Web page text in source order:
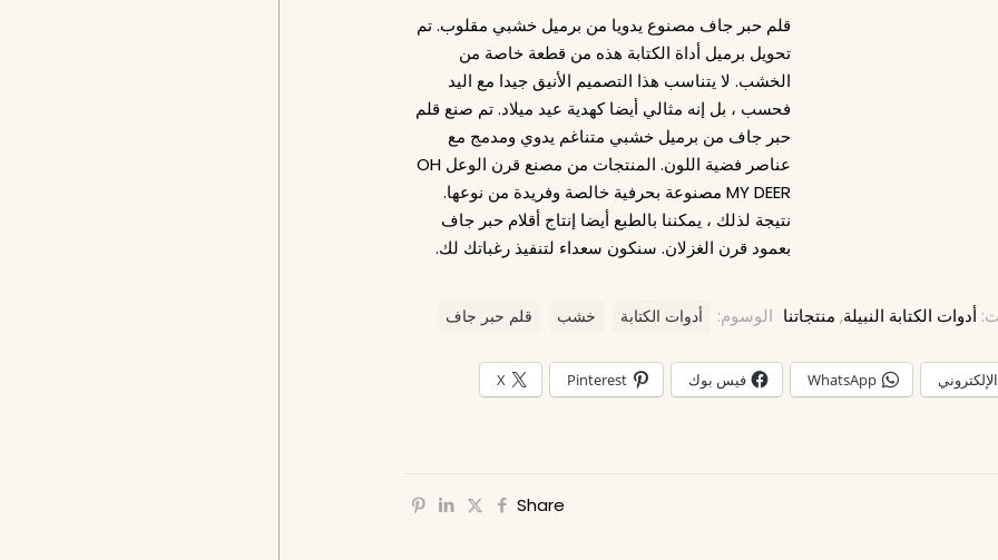
قلم حبر جاف مصنوع يدويا من برميل خشبي مقلوب. تم
تحويل برميل أداة الكتابة هذه من قطعة خاصة من
الخشب. لا يتناسب هذا التصميم الأنيق جيدا مع اليد
فحسب ، بل إنه مثالي أيضا كهدية عيد ميلاد. تم صنع قلم
حبر جاف من برميل خشبي متناغم يدوي ومدمج مع
عناصر فضية اللون. المنتجات من مصنع قرن الوعل OH
MY DEER مصنوعة بحرفية خالصة وفريدة من نوعها.
نتيجة لذلك ، يمكننا بالطبع أيضا إنتاج أقلام حبر جاف
بعمود قرن الغزلان. سنكون سعداء لتنفيذ رغباتك لك.
أدوات الكتابة النبيلة, منتجاتنا الوسوم: أدوات الكتابة خشب قلم حبر جاف
WhatsApp فيس بوك Pinterest
X
Share